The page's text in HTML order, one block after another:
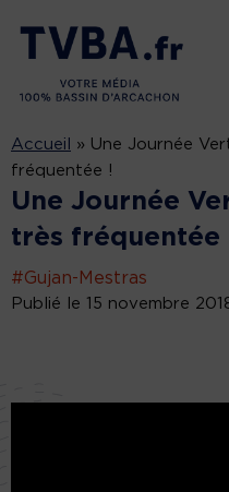
Accueil » Une Journée
fréquentée !
Une Journée
très fréquentée
#Gujan-Mestras
Publié le 15 novembre